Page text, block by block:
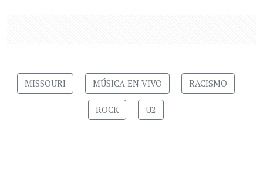
MISSOURI MÚSICA EN VIVO RACISMO
ROCK U2